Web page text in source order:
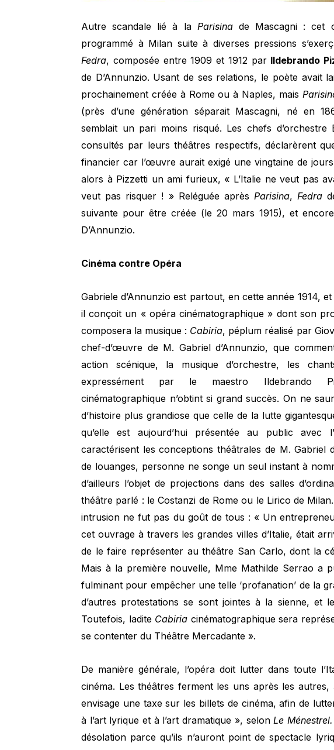
Autre scandale lié à la Parisinade Mascagni : cet
programmé à Milan suite à diverses pressions
Fedra, composée entre 1909 et 1912 par Ildebrando
de D’Annunzio. Usant de ses relations, le poète avait
prochainement créée à Rome ou à Naples, mais
(près d’une génération séparait Mascagni, né en
semblait un pari moins risqué. Les chefs d’orchestre
consultés par leurs théâtres respectifs, déclarèrent
financier car l’œuvre aurait exigé une vingtaine de
alors à Pizzetti un ami furieux, « L’Italie ne veut pas
veut pas risquer ! » Reléguée après Parisina, Fedra
suivante pour être créée (le 20 mars 1915), et
D’Annunzio.
Cinéma contre Opéra
Gabriele d’Annunzio est partout, en cette année 1914,
il conçoit un « opéra cinématographique » dont son
composera la musique : Cabiria, péplum réalisé par
chef-d’œuvre de M. Gabriel d’Annunzio, que
action scénique, la musique d’orchestre, les
expressément par le maestro Ildebrando
cinématographique n’obtint si grand succès. On ne
d’histoire plus grandiose que celle de la lutte
qu’elle est aujourd’hui présentée au public avec
caractérisent les conceptions théâtrales de M. Gabriel
de louanges, personne ne songe un seul instant à
d’ailleurs l’objet de projections dans des salles
théâtre parlé : le Costanzi de Rome ou le Lirico de Milan.
intrusion ne fut pas du goût de tous : « Un
cet ouvrage à travers les grandes villes d’Italie, était
de le faire représenter au théâtre San Carlo, dont la
Mais à la première nouvelle, Mme Mathilde Serrao a
fulminant pour empêcher une telle ‘profanation’ de la
d’autres protestations se sont jointes à la sienne, et
Toutefois, ladite Cabiria cinématographique sera
se contenter du Théâtre Mercadante ».
De manière générale, l’opéra doit lutter dans toute
cinéma. Les théâtres ferment les uns après les
envisage une taxe sur les billets de cinéma, afin de
à l’art lyrique et à l’art dramatique », selon Le Ménestrel.
désolation parce qu’ils n’auront point de spectacle